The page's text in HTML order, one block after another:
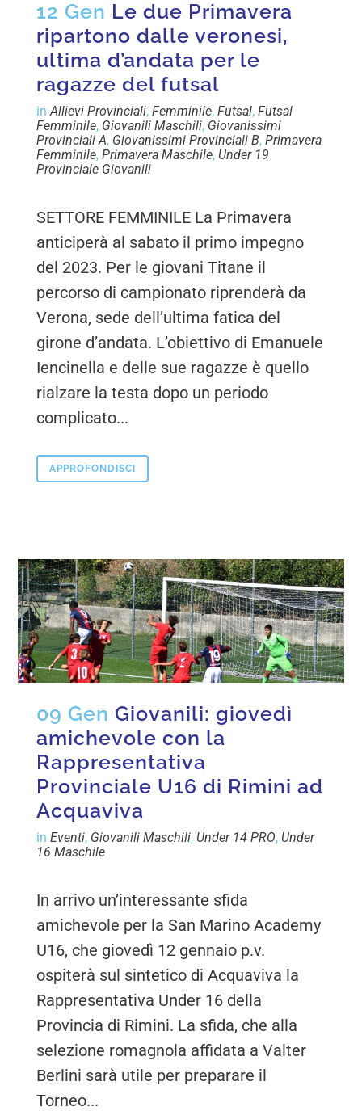
12 Gen Le due Primavera
ripartono dalle veronesi,
ultima d’andata per le
ragazze del futsal
inAllievi Provinciali,Femminile,Futsal,Futsal
Femminile, Giovanili Maschili, Giovanissimi
Provinciali A, Giovanissimi Provinciali B,Primavera
Femminile,Primavera Maschile, Under 19
Provinciale Giovanili
SETTORE FEMMINILE La Primavera
anticiperà al sabato il primo impegno
del 2023. Per le giovani Titane il
percorso di campionato riprenderà da
Verona, sede dell’ultima fatica del
girone d’andata. L’obiettivo di Emanuele
Iencinella e delle sue ragazze è quello
rialzare la testa dopo un periodo
complicato...
APPROFONDISCI
09 Gen Giovanili: giovedì
amichevole con la
Rappresentativa
Provinciale U16 di Rimini ad
Acquaviva
inEventi, Giovanili Maschili, Under 14 PRO, Under
16 Maschile
In arrivo un’interessante sfida
amichevole per la San Marino Academy
U16, che giovedì 12 gennaio p.v.
ospiterà sul sintetico di Acquaviva la
Rappresentativa Under 16 della
Provincia di Rimini. La sfida, che alla
selezione romagnola affidata a Valter
Berlini sarà utile per preparare il
Torneo...